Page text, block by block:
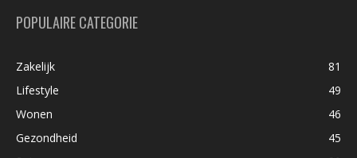
POPULAIRE CATEGORIE
Zakelijk
81
Lifestyle
49
Wonen
46
Gezondheid
45